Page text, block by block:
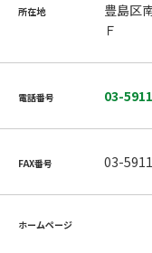
所在地
豊島区
Ｆ
電話番号 03-
FAX番号 03-
ホームページ